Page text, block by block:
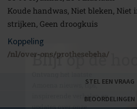
Blijf op de
Ontvang het laatste
inspirerende verhalen en
innovatieve producten
Koude handwas, Niet bleken, Niet
strijken, Geen droogkuis
Koppeling
/nl/over-ons/prothesebeha/
STEL EEN VRAAG
BEOORDELINGEN